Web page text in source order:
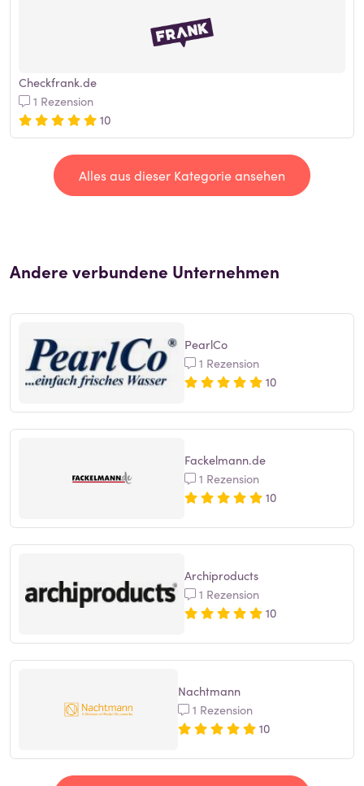
Checkfrank.de
1 Rezension
10
Alles aus dieser Kategorie ansehen
Andere verbundene Unternehmen
PearlCo
1 Rezension
10
Fackelmann.de
1 Rezension
10
Archiproducts
1 Rezension
10
Nachtmann
1 Rezension
10